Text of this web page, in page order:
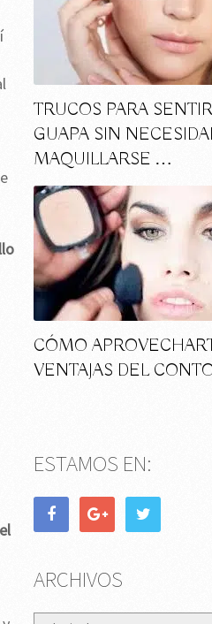
TRUCOS PARA
GUAPA SIN
MAQUILLARSE …
CÓMO
VENTAJAS DEL
ESTAMOS EN:
ARCHIVOS